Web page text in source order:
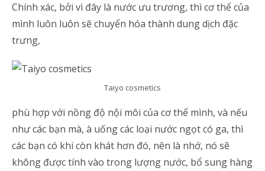
Chính xác, bởi vì đây là nước ưu trương, thì cơ thể của
mình luôn luôn sẽ chuyển hóa thành dung dịch đặc
trưng,
Taiyo cosmetics
phù hợp với nồng độ nội môi của cơ thể mình, và nếu
như các bạn mà, à uống các loại nước ngọt có ga, thì
các bạn có khi còn khát hơn đó, nên là nhớ, nó sẽ
không được tính vào trong lượng nước, bổ sung hàng